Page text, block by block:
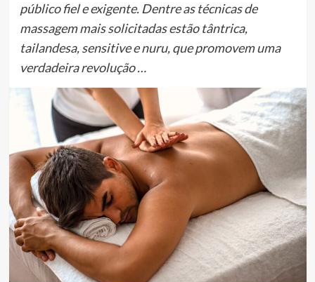
público fiel e exigente. Dentre as técnicas de
massagem mais solicitadas estão tântrica,
tailandesa, sensitive e nuru, que promovem uma
verdadeira revolução …